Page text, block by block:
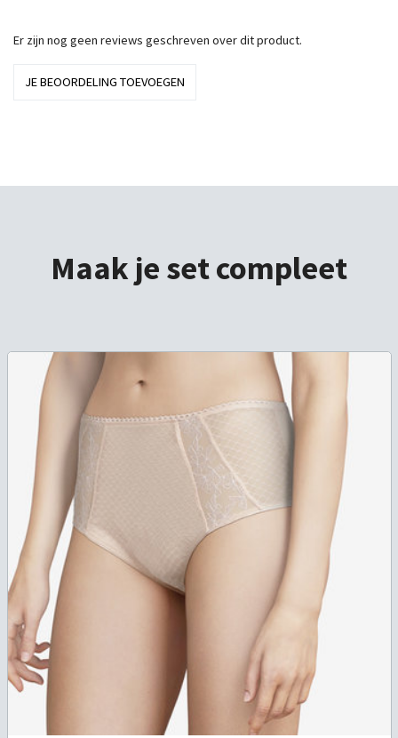
Er zijn nog geen reviews geschreven over dit product.
JE BEOORDELING TOEVOEGEN
Maak je set compleet